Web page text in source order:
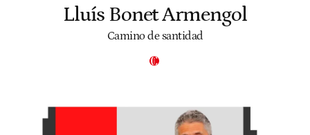
Lluís Bonet Armengol
Camino de santidad